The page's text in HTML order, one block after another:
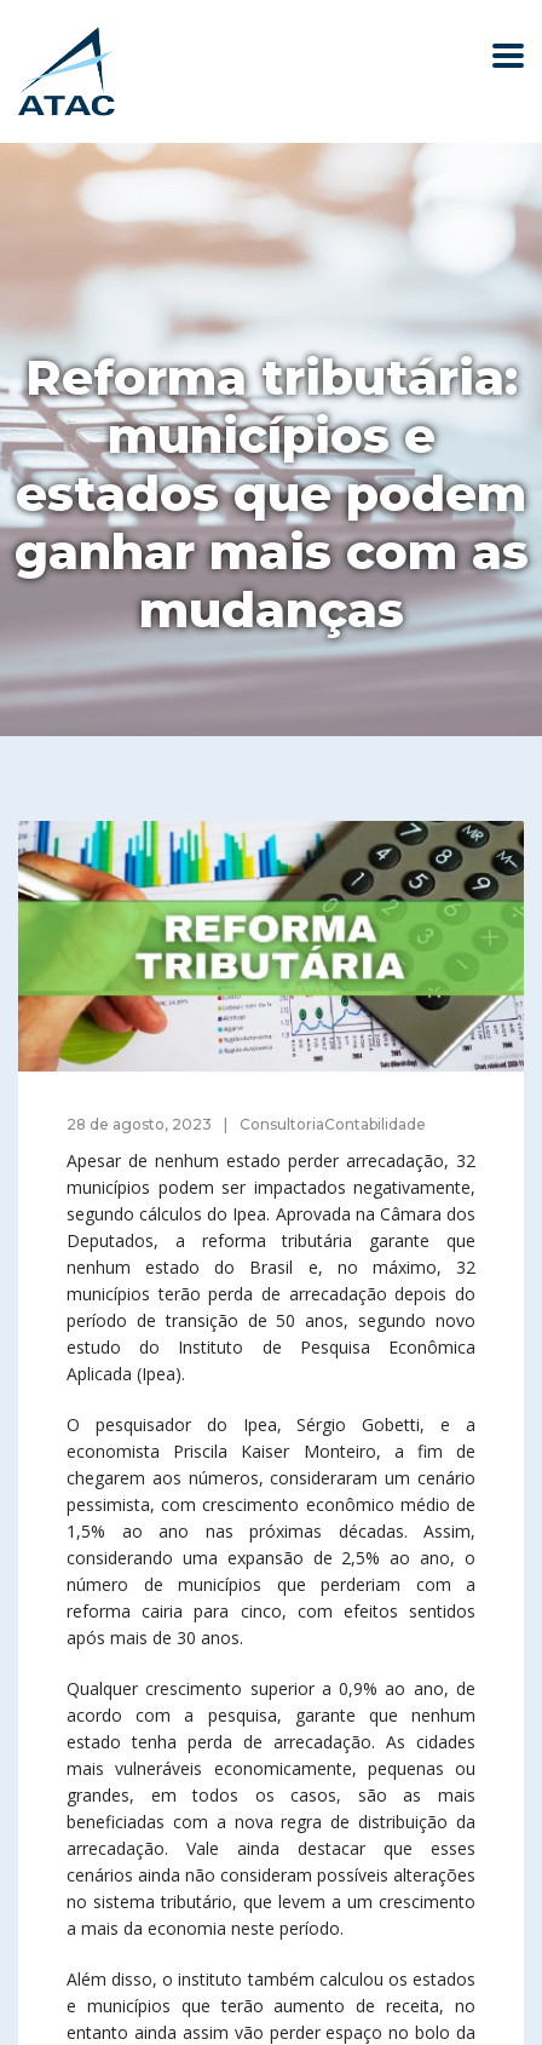
Reforma tributária:
municípios e
estados que podem
ganhar mais com as
mudanças
28 de agosto, 2023 ConsultoriaContabilidade
Apesar de nenhum estado perder arrecadação, 32
municípios podem ser impactados negativamente,
segundo cálculos do Ipea. Aprovada na Câmara dos
Deputados, a reforma tributária garante que
nenhum estado do Brasil e, no máximo, 32
municípios terão perda de arrecadação depois do
período de transição de 50 anos, segundo novo
estudo do Instituto de Pesquisa Econômica
Aplicada (Ipea).
O pesquisador do Ipea, Sérgio Gobetti, e a
economista Priscila Kaiser Monteiro, a fim de
chegarem aos números, consideraram um cenário
pessimista, com crescimento econômico médio de
1,5% ao ano nas próximas décadas. Assim,
considerando uma expansão de 2,5% ao ano, o
número de municípios que perderiam com a
reforma cairia para cinco, com efeitos sentidos
após mais de 30 anos.
Qualquer crescimento superior a 0,9% ao ano, de
acordo com a pesquisa, garante que nenhum
estado tenha perda de arrecadação. As cidades
mais vulneráveis economicamente, pequenas ou
grandes, em todos os casos, são as mais
beneficiadas com a nova regra de distribuição da
arrecadação. Vale ainda destacar que esses
cenários ainda não consideram possíveis alterações
no sistema tributário, que levem a um crescimento
a mais da economia neste período.
Além disso, o instituto também calculou os estados
e municípios que terão aumento de receita, no
entanto ainda assim vão perder espaço no bolo da